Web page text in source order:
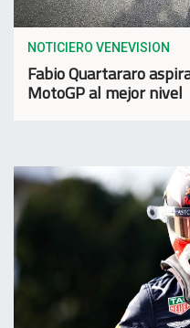
NOTICIERO VENEVISION
Fabio Quartararo
MotoGP al mejor nivel